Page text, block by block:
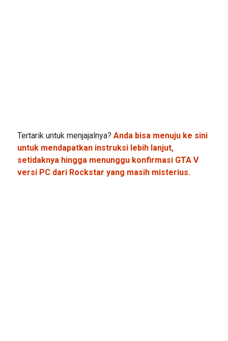
Tertarik untuk menjajalnya? Anda bisa menuju ke sini
untuk mendapatkan instruksi lebih lanjut,
setidaknya hingga menunggu konfirmasi GTA V
versi PC dari Rockstar yang masih misterius.